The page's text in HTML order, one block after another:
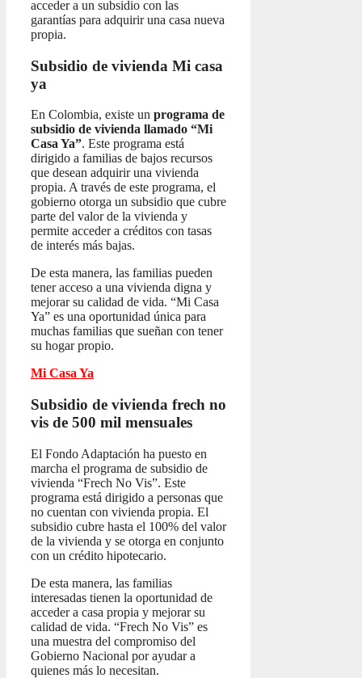
acceder a un subsidio con las
garantías para adquirir una casa nueva
propia.
Subsidio de vivienda Mi casa
ya
En Colombia, existe un programa de
subsidio de vivienda llamado “Mi
Casa Ya”. Este programa está
dirigido a familias de bajos recursos
que desean adquirir una vivienda
propia. A través de este programa, el
gobierno otorga un subsidio que cubre
parte del valor de la vivienda y
permite acceder a créditos con tasas
de interés más bajas.
De esta manera, las familias pueden
tener acceso a una vivienda digna y
mejorar su calidad de vida. “Mi Casa
Ya” es una oportunidad única para
muchas familias que sueñan con tener
su hogar propio.
Mi Casa Ya
Subsidio de vivienda frech no
vis de 500 mil mensuales
El Fondo Adaptación ha puesto en
marcha el programa de subsidio de
vivienda “Frech No Vis”. Este
programa está dirigido a personas que
no cuentan con vivienda propia. El
subsidio cubre hasta el 100% del valor
de la vivienda y se otorga en conjunto
con un crédito hipotecario.
De esta manera, las familias
interesadas tienen la oportunidad de
acceder a casa propia y mejorar su
calidad de vida. “Frech No Vis” es
una muestra del compromiso del
Gobierno Nacional por ayudar a
quienes más lo necesitan.